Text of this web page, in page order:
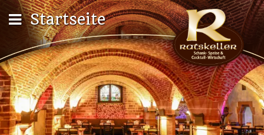
Startseite